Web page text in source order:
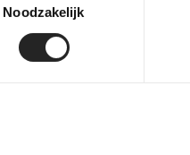
Noodzakelijk
worden
verzonden
of
fiets veilig en